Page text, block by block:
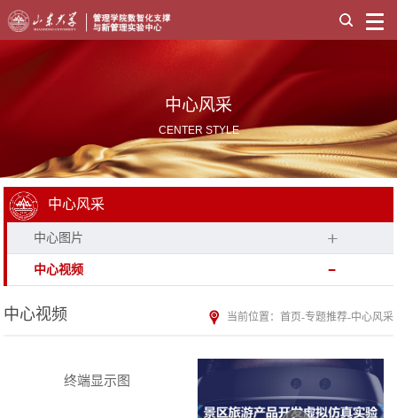
中心风采
CENTER STYLE
中心风采
中心图片
中心视频
中心视频 当前位置： 首页-专题推荐-中心风采
终端显示图